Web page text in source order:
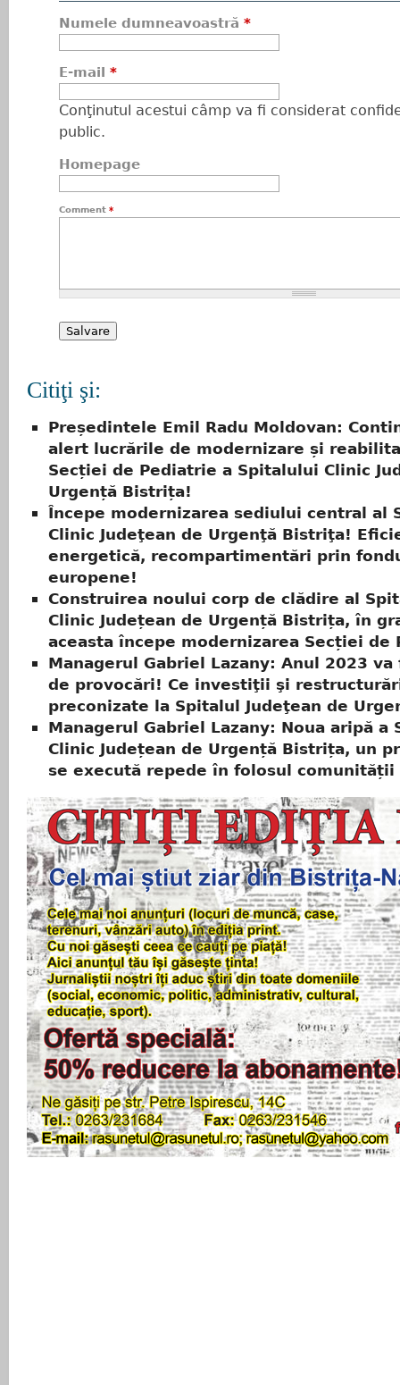
Numele dumneavoastră *
E-mail *
Conţinutul acestui câmp va fi considerat
public.
Homepage
Comment *
Citiţi şi:
Președintele Emil Radu Moldovan:
alert lucrările de modernizare și
Secției de Pediatrie a Spitalului Clinic
Urgență Bistrița!
Începe modernizarea sediului central al
Clinic Judeţean de Urgenţă Bistriţa!
energetică, recompartimentări prin
europene!
Construirea noului corp de clădire al
Clinic Județean de Urgență Bistrița, în
aceasta începe modernizarea Secției de
Managerul Gabriel Lazany: Anul 2023
de provocări! Ce investiţii şi
preconizate la Spitalul Judeţean de
Managerul Gabriel Lazany: Noua aripă a
Clinic Județean de Urgență Bistrița, un
se execută repede în folosul comunității